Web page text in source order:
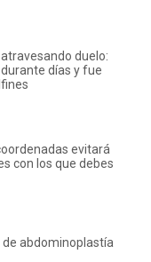
duelo:
días y fue
evitará
con los que debes
abdominoplastía